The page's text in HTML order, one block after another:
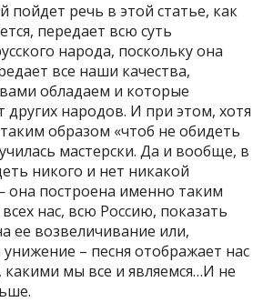
пойдет речь в этой статье, как
передает всю суть
народа, поскольку она
все наши качества,
обладаем и которые
других народов. И при этом, хотя
образом «чтоб не обидеть
мастерски. Да и вообще, в
никого и нет никакой
построена именно таким
нас, всю Россию, показать
ее возвеличивание или,
– песня отображает нас
мы все и являемся…И не